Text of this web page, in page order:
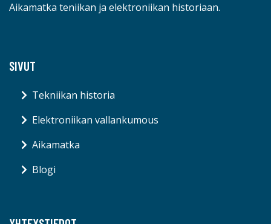
Aikamatka teniikan ja elektroniikan historiaan.
SIVUT
Tekniikan historia
Elektroniikan vallankumous
Aikamatka
Blogi